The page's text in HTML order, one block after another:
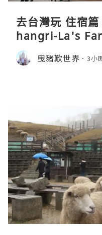
去台灣玩 住宿
hangri-La's
el, Tainan)
曳豬歎世界 3小